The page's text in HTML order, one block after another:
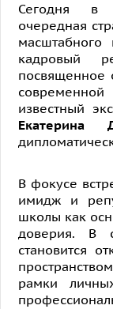
Сегодня в
очередная
масштабного
кадровый
посвященное
современной
известный
Екатерина
В фокусе
имидж и
школы как
доверия. В
становится
рамки